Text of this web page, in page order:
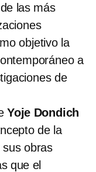
las más
objetivo la
a
de
Yoje Dondich
de la
sus obras
que el